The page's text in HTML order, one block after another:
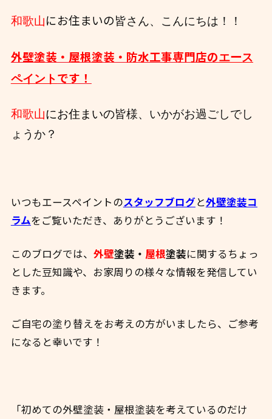
和歌山にお住まいの皆さん、こんにちは！！
外壁塗装・屋根塗装・防水工事専門店のエース
ペイントです！
和歌山にお住まいの皆様、いかがお過ごしでし
ょうか？
いつもエースペイントのスタッフブログと外壁塗装コ
ラムをご覧いただき、ありがとうございます！
このブログでは、 外壁塗装・ 屋根塗装に関するちょっ
とした豆知識や、お家周りの様々な情報を発信してい
きます。
ご自宅の塗り替えをお考えの方がいましたら、ご参考
になると幸いです！
「初めての外壁塗装・屋根塗装を考えているのだけ